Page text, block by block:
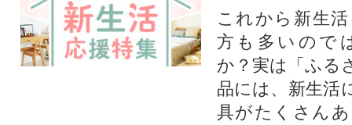
これから新生
方も多いので
か？実は「ふる
品には、新生活
具がたくさん